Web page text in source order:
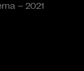
– 2021